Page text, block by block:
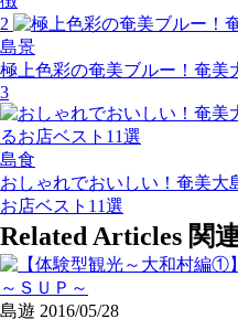
2
島景
極上色彩の奄美ブルー！奄美
3
島食
おしゃれでおいしい！奄美大
お店ベスト11選
Related Articles 関
島遊 2016/05/28